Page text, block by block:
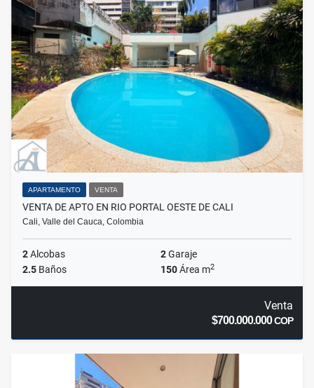
APARTAMENTO VENTA
VENTA DE APTO EN RIO PORTAL OESTE DE CALI
Cali, Valle del Cauca, Colombia
2Alcobas 2Garaje
2.5 Baños 150Área m2
Venta
$700.000.000COP